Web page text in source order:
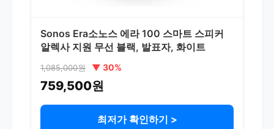
Sonos Era소노스 에라 100 스마트 스피커
알렉사 지원 무선 블랙, 발표자, 화이트
1,085,000원 ▼ 30%
759,500원
최저가 확인하기 >